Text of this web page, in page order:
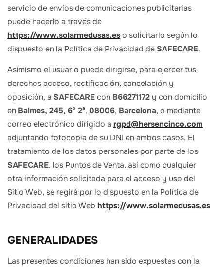
servicio de envíos de comunicaciones publicitarias
puede hacerlo a través de
https://www.solarmedusas.eso solicitarlo según lo
dispuesto en la Política de Privacidad de SAFECARE.
Asimismo el usuario puede dirigirse, para ejercer tus
derechos acceso, rectificación, cancelación y
oposición, a SAFECAREcon B66271172 y con domicilio
en Balmes, 245, 6º 2ª, 08006, Barcelona, o mediante
correo electrónico dirigido a rgpd@hersencinco.com
adjuntando fotocopia de su DNI en ambos casos. El
tratamiento de los datos personales por parte de los
SAFECARE, los Puntos de Venta, así como cualquier
otra información solicitada para el acceso y uso del
Sitio Web, se regirá por lo dispuesto en la Política de
Privacidad del sitio Web https://www.solarmedusas.es
GENERALIDADES
Las presentes condiciones han sido expuestas con la